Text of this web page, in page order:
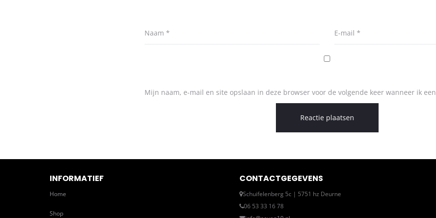
Naam * E-mail *
Mijn naam, e-mail en site opslaan in deze browser voor de volgende keer wanneer ik
INFORMATIEF
Home
Shop
CONTACTGEGEVENS
Schuifelenberg 5c | 5751 hz Deurne
06 53 33 16 78